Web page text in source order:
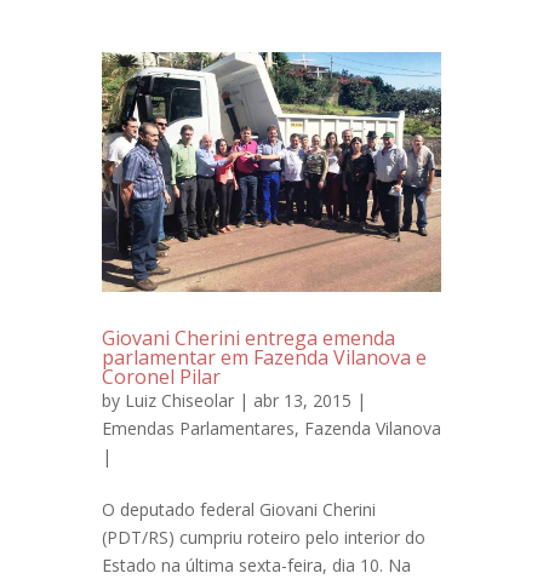
Giovani Cherini entrega emenda
parlamentar em Fazenda Vilanova e
Coronel Pilar
by Luiz Chiseolar | abr 13, 2015 |
Emendas Parlamentares, Fazenda Vilanova
|
O deputado federal Giovani Cherini
(PDT/RS) cumpriu roteiro pelo interior do
Estado na última sexta-feira, dia 10. Na